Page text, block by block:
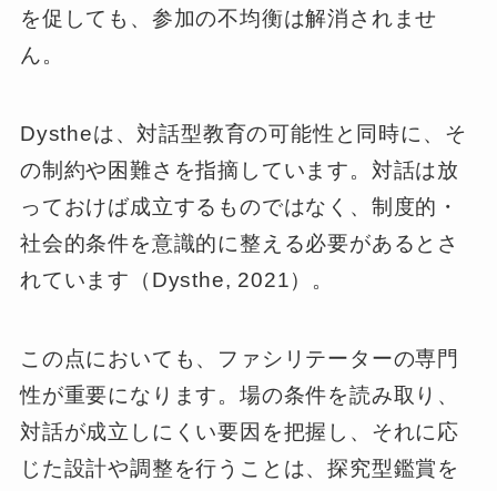
を促しても、参加の不均衡は解消されませ
ん。
Dystheは、対話型教育の可能性と同時に、そ
の制約や困難さを指摘しています。対話は放
っておけば成立するものではなく、制度的・
社会的条件を意識的に整える必要があるとさ
れています（Dysthe, 2021）。
この点においても、ファシリテーターの専門
性が重要になります。場の条件を読み取り、
対話が成立しにくい要因を把握し、それに応
じた設計や調整を行うことは、探究型鑑賞を